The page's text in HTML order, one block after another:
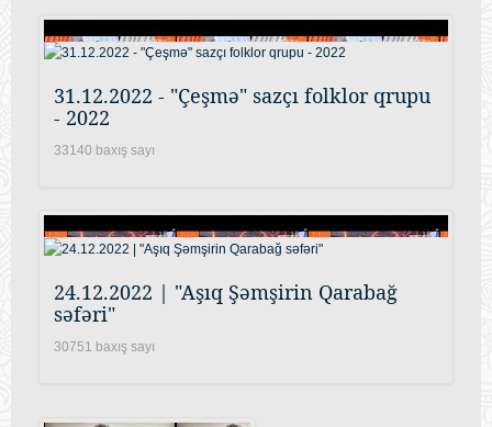
31.12.2022 - "Çeşmə" sazçı folklor qrupu
- 2022
33140 baxış sayı
24.12.2022 | "Aşıq Şəmşirin Qarabağ
səfəri"
30751 baxış sayı